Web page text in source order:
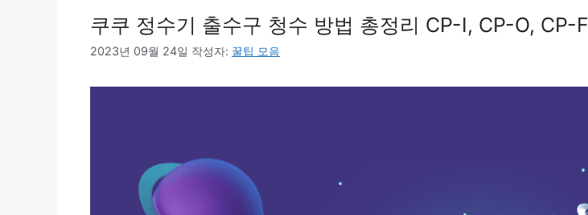
쿠쿠 정수기 출수구 청수 방법 총정리 CP-I, CP-O, CP-F
2023년 09월 24일 작성자: 꿀팁 모음